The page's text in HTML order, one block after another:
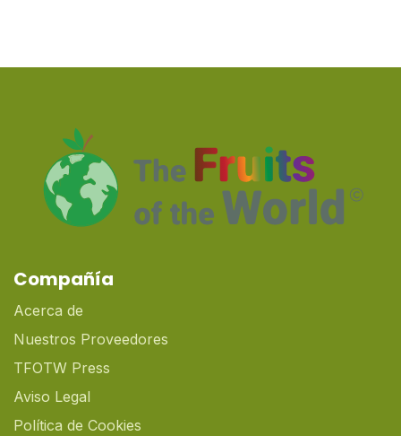
Compañía
Acerca de
Nuestros Proveedores
TFOTW Press
Aviso Legal
Política de Cookies